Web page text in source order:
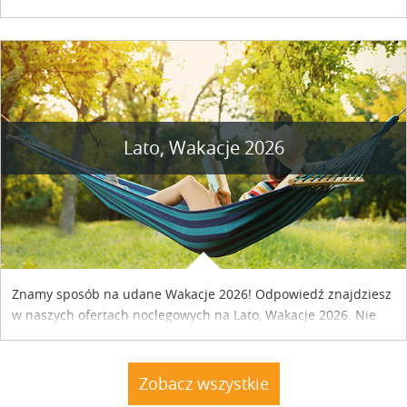
Lato, Wakacje 2026
Znamy sposób na udane Wakacje 2026! Odpowiedź znajdziesz
w naszych ofertach noclegowych na Lato, Wakacje 2026. Nie
zwlekaj atrakcyjne noclegi czekają...
Zobacz wszystkie